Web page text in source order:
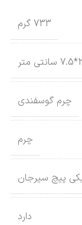
733 گرم
چرم گوسفندی
چرم
پیچ سیرجان
دارد